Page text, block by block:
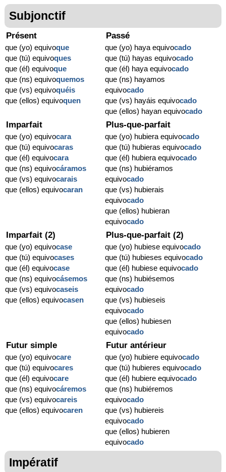
Subjonctif
Présent
que (yo) equivoque
que (tú) equivoques
que (él) equivoque
que (ns) equivoquemos
que (vs) equivoquéis
que (ellos) equivoquen
Passé
que (yo) haya equivocado
que (tú) hayas equivocado
que (él) haya equivocado
que (ns) hayamos
equivocado
que (vs) hayáis equivocado
que (ellos) hayan equivocado
Imparfait
que (yo) equivocara
que (tú) equivocaras
que (él) equivocara
que (ns) equivocáramos
que (vs) equivocarais
que (ellos) equivocaran
Plus-que-parfait
que (yo) hubiera equivocado
que (tú) hubieras equivocado
que (él) hubiera equivocado
que (ns) hubiéramos
equivocado
que (vs) hubierais
equivocado
que (ellos) hubieran
equivocado
Imparfait (2)
que (yo) equivocase
que (tú) equivocases
que (él) equivocase
que (ns) equivocásemos
que (vs) equivocaseis
que (ellos) equivocasen
Plus-que-parfait (2)
que (yo) hubiese equivocado
que (tú) hubieses equivocado
que (él) hubiese equivocado
que (ns) hubiésemos
equivocado
que (vs) hubieseis
equivocado
que (ellos) hubiesen
equivocado
Futur simple
que (yo) equivocare
que (tú) equivocares
que (él) equivocare
que (ns) equivocáremos
que (vs) equivocareis
que (ellos) equivocaren
Futur antérieur
que (yo) hubiere equivocado
que (tú) hubieres equivocado
que (él) hubiere equivocado
que (ns) hubiéremos
equivocado
que (vs) hubiereis
equivocado
que (ellos) hubieren
equivocado
Impératif